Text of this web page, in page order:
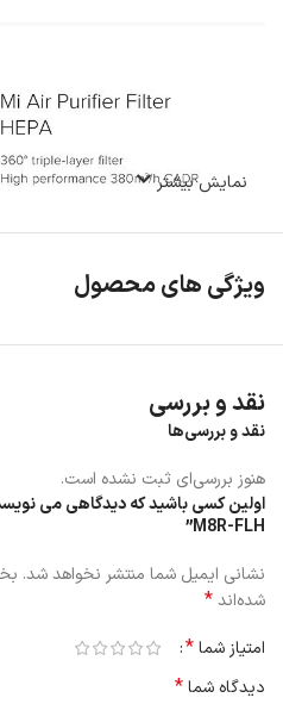
فیلتر ازبین برنده بو و گاز سمی
فیلتر اولیه
فیلتر ضد آلرژی
فیلتر هپا
نمایش بیشتر
ویژگی های محصول
نقد و بررسی
نقد و بررسی‌ها
هنوز بررسی‌ای ثبت نشده است.
اولین کسی باشید که دیدگاهی می
M8R-FLH”
نشانی ایمیل شما منتشر نخواهد شد.
شده‌اند*
امتیاز شما*
دیدگاه شما*